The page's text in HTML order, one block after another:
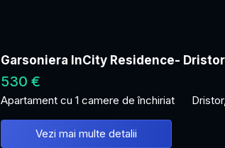
Garsoniera InCity Residence-
530 €
Apartament cu 1 camere de închiriat
Vezi mai multe detalii